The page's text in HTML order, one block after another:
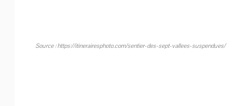
Source : https://itinerairesphoto.com/sentier-des-sept-vallees-suspendues/